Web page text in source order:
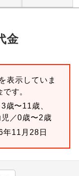
金
表示していま
す。
歳〜11歳、
／0歳〜2歳
11月28日